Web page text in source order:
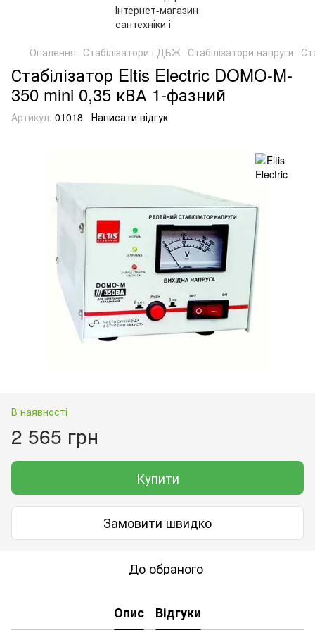
Опалення Стабілізатори і ДБЖ Стабілізатори напруги
Стабілізатор Eltis Electric DOMO-M-
350 mini 0,35 кВА 1-фазний
Артикул: 01018 Написати відгук
В наявності
2 565 грн
Купити
Замовити швидко
До обраного
Опис Відгуки